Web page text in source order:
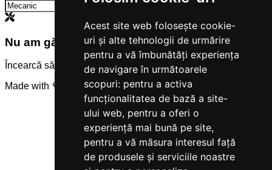
Acest site web folosește cookie-
uri și alte tehnologii de urmărire
pentru a vă îmbunătăți experiența
de navigare în următoarele
scopuri: pentru a activa
funcționalitatea de bază a site-
ului web, pentru a oferi o
experiență mai bună pe site,
pentru a vă măsura interesul față
de produsele și serviciile noastre
Nu am găsit servicii
Încearcă să modifici criteriile de căutare.
Made with 💜 by
Servicegest